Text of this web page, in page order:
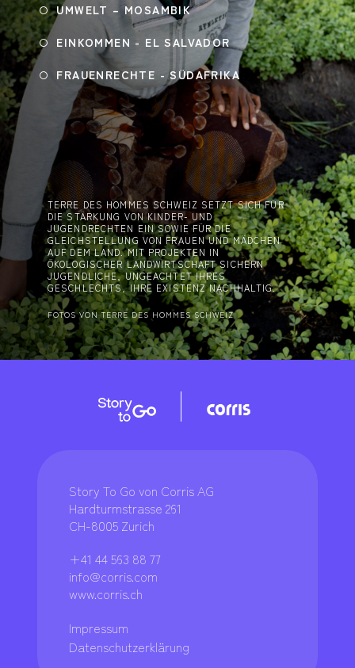
UMWELT – MOSAMBIK
EINKOMMEN - EL SALVADOR
FRAUENRECHTE - SÜDAFRIKA
TERRE DES HOMMES SCHWEIZ SETZT SICH FÜR
DIE STÄRKUNG VON KINDER- UND
JUGENDRECHTEN EIN SOWIE FÜR DIE
GLEICHSTELLUNG VON FRAUEN UND MÄDCHEN
AUF DEM LAND. MIT PROJEKTEN IN
ÖKOLOGISCHER LANDWIRTSCHAFT SICHERN
JUGENDLICHE, UNGEACHTET IHRES
GESCHLECHTS, IHRE EXISTENZ NACHHALTIG.
FOTOS VON TERRE DES HOMMES SCHWEIZ
Story To Go von Corris AG
Hardturmstrasse 261
CH-8005 Zurich
+41 44 563 88 77
info@corris.com
www.corris.ch
Impressum
Datenschutzerklärung